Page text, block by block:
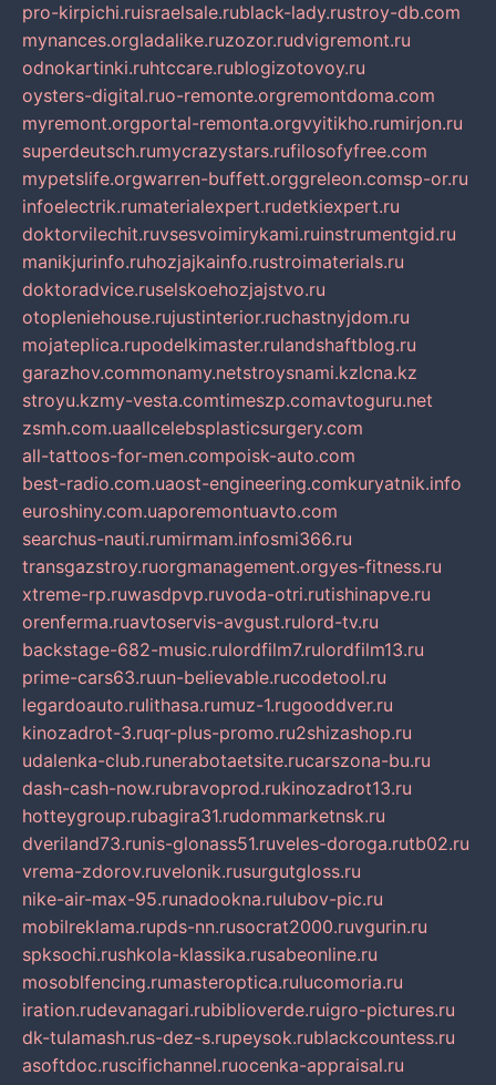
pro-kirpichi.ruisraelsale.rublack-lady.rustroy-db.com
mynances.orgladalike.ruzozor.rudvigremont.ru
odnokartinki.ruhtccare.rublogizotovoy.ru
oysters-digital.ruo-remonte.orgremontdoma.com
myremont.orgportal-remonta.orgvyitikho.rumirjon.ru
superdeutsch.rumycrazystars.rufilosofyfree.com
mypetslife.orgwarren-buffett.orggreleon.comsp-or.ru
infoelectrik.rumaterialexpert.rudetkiexpert.ru
doktorvilechit.ruvsesvoimirykami.ruinstrumentgid.ru
manikjurinfo.ruhozjajkainfo.rustroimaterials.ru
doktoradvice.ruselskoehozjajstvo.ru
otopleniehouse.rujustinterior.ruchastnyjdom.ru
mojateplica.rupodelkimaster.rulandshaftblog.ru
garazhov.commonamy.netstroysnami.kzlcna.kz
stroyu.kzmy-vesta.comtimeszp.comavtoguru.net
zsmh.com.uaallcelebsplasticsurgery.com
all-tattoos-for-men.compoisk-auto.com
best-radio.com.uaost-engineering.comkuryatnik.info
euroshiny.com.uaporemontuavto.com
searchus-nauti.rumirmam.infosmi366.ru
transgazstroy.ruorgmanagement.orgyes-fitness.ru
xtreme-rp.ruwasdpvp.ruvoda-otri.rutishinapve.ru
orenferma.ruavtoservis-avgust.rulord-tv.ru
backstage-682-music.rulordfilm7.rulordfilm13.ru
prime-cars63.ruun-believable.rucodetool.ru
legardoauto.rulithasa.rumuz-1.rugooddver.ru
kinozadrot-3.ruqr-plus-promo.ru2shizashop.ru
udalenka-club.runerabotaetsite.rucarszona-bu.ru
dash-cash-now.rubravoprod.rukinozadrot13.ru
hotteygroup.rubagira31.rudommarketnsk.ru
dveriland73.runis-glonass51.ruveles-doroga.rutb02.ru
vrema-zdorov.ruvelonik.rusurgutgloss.ru
nike-air-max-95.runadookna.rulubov-pic.ru
mobilreklama.rupds-nn.rusocrat2000.ruvgurin.ru
spksochi.rushkola-klassika.rusabeonline.ru
mosoblfencing.rumasteroptica.rulucomoria.ru
iration.rudevanagari.rubiblioverde.ruigro-pictures.ru
dk-tulamash.rus-dez-s.rupeysok.rublackcountess.ru
asoftdoc.ruscifichannel.ruocenka-appraisal.ru